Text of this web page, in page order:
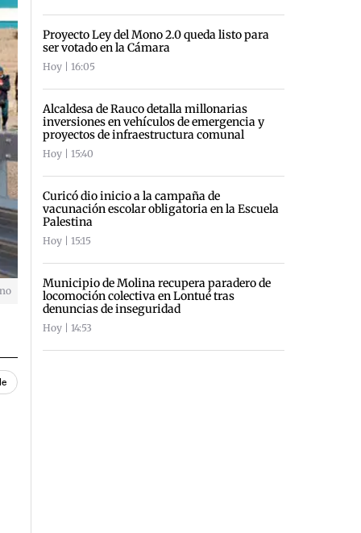
Proyecto Ley del Mono 2.0 queda listo para
ser votado en la Cámara
Hoy | 16:05
Alcaldesa de Rauco detalla millonarias
inversiones en vehículos de emergencia y
proyectos de infraestructura comunal
Hoy | 15:40
Curicó dio inicio a la campaña de
vacunación escolar obligatoria en la Escuela
Palestina
Hoy | 15:15
Municipio de Molina recupera paradero de
locomoción colectiva en Lontué tras
denuncias de inseguridad
Hoy | 14:53